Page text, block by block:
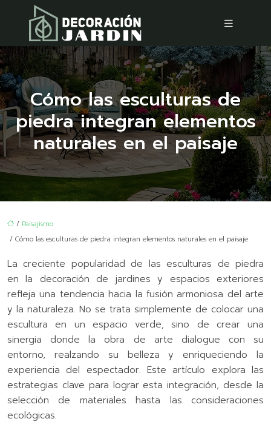
Cómo las esculturas de
piedra integran elementos
naturales en el paisaje
/ Paisajismo
/ Cómo las esculturas de piedra integran elementos naturales en el paisaje
La creciente popularidad de las esculturas de piedra
en la decoración de jardines y espacios exteriores
refleja una tendencia hacia la fusión armoniosa del arte
y la naturaleza. No se trata simplemente de colocar una
escultura en un espacio verde, sino de crear una
sinergia donde la obra de arte dialogue con su
entorno, realzando su belleza y enriqueciendo la
experiencia del espectador. Este artículo explora las
estrategias clave para lograr esta integración, desde la
selección de materiales hasta las consideraciones
ecológicas.